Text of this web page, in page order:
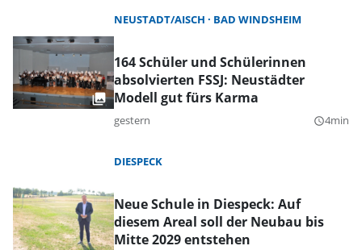
NEUSTADT/AISCH BAD WINDSHEIM
164 Schüler und Schülerinnen
absolvierten FSSJ: Neustädter
Modell gut fürs Karma
gestern query_builder4min
DIESPECK
Neue Schule in Diespeck: Auf
diesem Areal soll der Neubau bis
Mitte 2029 entstehen